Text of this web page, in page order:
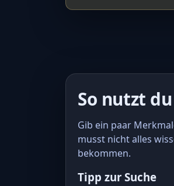
So nutzt
Gib ein paar
musst nicht alles
bekommen.
Tipp zur Suche